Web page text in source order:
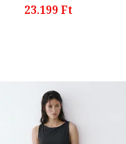
23.199 Ft